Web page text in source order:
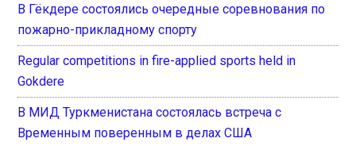
В Гёкдере состоялись очередные соревнования по
пожарно-прикладному спорту
Regular competitions in fire-applied sports held in
Gokdere
В МИД Туркменистана состоялась встреча с
Временным поверенным в делах США